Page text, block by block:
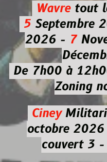
Wavretout
5Septembre
2026 -7
De 7h00 à
Zoning
Ciney
octobre 2026
couvert 3